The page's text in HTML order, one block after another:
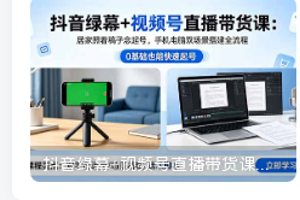
抖音绿幕+视频号直播带货课：居家照着稿子念起号，手机电脑双场景搭建全流程